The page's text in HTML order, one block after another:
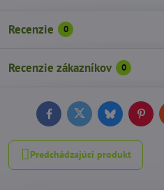
Recenzie 0
Recenzie zákazníkov 0
FacebookTwitterBluesky
Predchádzajúci produkt